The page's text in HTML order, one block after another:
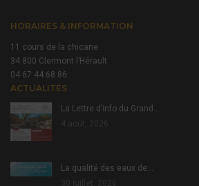
HORAIRES & INFORMATION
11 cours de la chicane
34 800 Clermont l’Hérault
04 67 44 68 86
ACTUALITÉS
La Lettre d’info du Grand…
La qualité des eaux de…